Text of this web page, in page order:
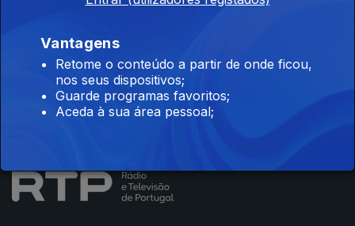
Disponível para iOS, Android, Apple TV, Android TV e
CarPlay
Vantagens
Retome o conteúdo a partir de onde ficou,
nos seus dispositivos;
Guarde programas favoritos;
Aceda à sua área pessoal;